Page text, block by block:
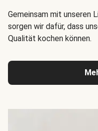
Gemeinsam mit unseren
sorgen wir dafür, dass
Qualität kochen können.